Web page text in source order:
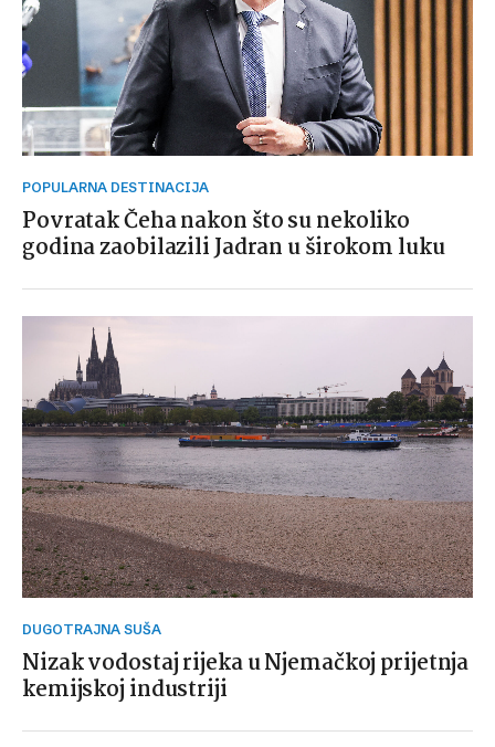
POPULARNA DESTINACIJA
Povratak Čeha nakon što su nekoliko
godina zaobilazili Jadran u širokom luku
DUGOTRAJNA SUŠA
Nizak vodostaj rijeka u Njemačkoj prijetnja
kemijskoj industriji